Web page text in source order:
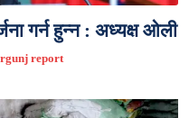
गर्न हुन्न : अध्यक्ष ओली
report